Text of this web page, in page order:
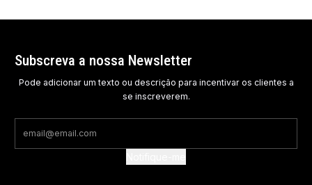
Subscreva a nossa Newsletter
Pode adicionar um texto ou descrição para incentivar os clientes a
se inscreverem.